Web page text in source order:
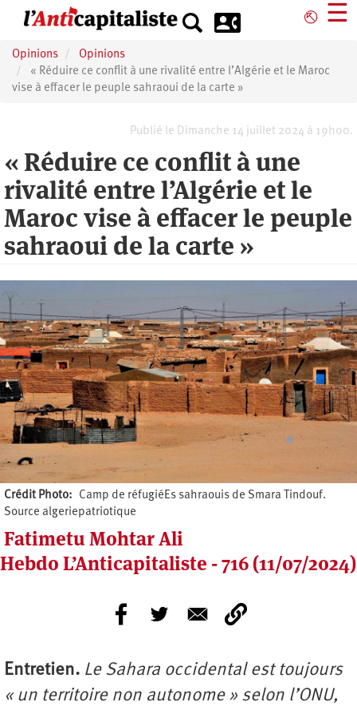
principal
⎋ ☰
Opinions
Opinions
« Réduire ce conflit à une rivalité entre l’Algérie et le Maroc
vise à effacer le peuple sahraoui de la carte »
Publié le Dimanche 14 juillet 2024 à 19h00.
« Réduire ce conflit à une
rivalité entre l’Algérie et le
Maroc vise à effacer le peuple
sahraoui de la carte »
Crédit Photo
Camp de réfugiéEs sahraouis de Smara Tindouf.
Source algeriepatriotique
Fatimetu Mohtar Ali
Hebdo L’Anticapitaliste - 716 (11/07/2024)
Entretien. Le Sahara occidental est toujours
« un territoire non autonome » selon l’ONU,